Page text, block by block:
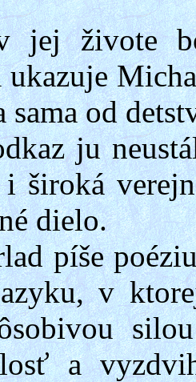
jej živote
ukazuje
od
ju
i široká
dielo.
píše
v
a